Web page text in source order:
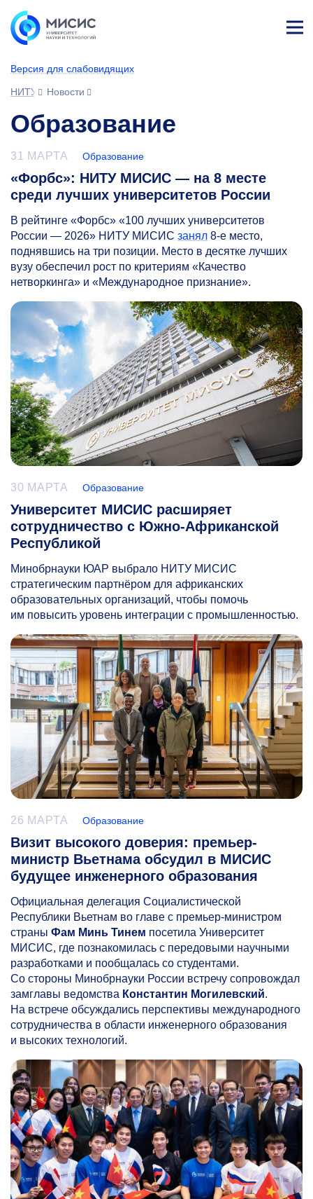
Версия для слабовидящих
НИТУ МИСИС
Новости
Образование
31 МАРТА Образование
«Форбс»: НИТУ МИСИС — на 8 месте
среди лучших университетов России
В рейтинге «Форбс» «100 лучших университетов
России — 2026» НИТУ МИСИС занял 8-е место,
поднявшись на три позиции. Место в десятке лучших
вузу обеспечил рост по критериям «Качество
нетворкинга» и «Международное признание».
30 МАРТА Образование
Университет МИСИС расширяет
сотрудничество с Южно-Африканской
Республикой
Минобрнауки ЮАР выбрало НИТУ МИСИС
стратегическим партнёром для африканских
образовательных организаций, чтобы помочь
им повысить уровень интеграции с промышленностью.
26 МАРТА Образование
Визит высокого доверия: премьер-
министр Вьетнама обсудил в МИСИС
будущее инженерного образования
Официальная делегация Социалистической
Республики Вьетнам во главе с премьер-министром
страны Фам Минь Тинем посетила Университет
МИСИС, где познакомилась с передовыми научными
разработками и пообщалась со студентами.
Со стороны Минобрнауки России встречу сопровождал
замглавы ведомства Константин Могилевский.
На встрече обсуждались перспективы международного
сотрудничества в области инженерного образования
и высоких технологий.